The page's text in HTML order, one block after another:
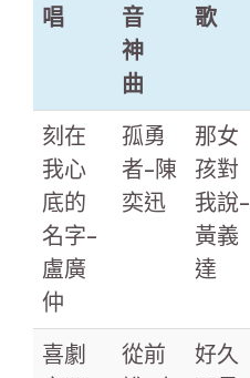
唱
音
神
曲
歌
刻在
我心
底的
名字-
盧廣
仲
孤勇
者-陳
奕迅
那女
孩對
我說-
黃義
達
喜劇
從前
好久